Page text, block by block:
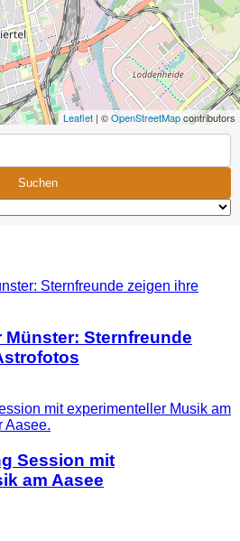
Leaflet | ©OpenStreetMapcontributors
Suchen
Sternfreunde
Session mit
am Aasee